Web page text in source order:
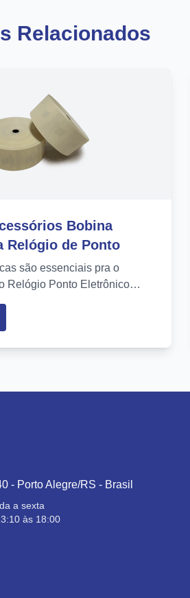
Relacionados
Bobina
Relógio de Ponto
são essenciais pra o
Relógio Ponto Eletrônico
- Porto Alegre/RS - Brasil
a sexta
às 18:00